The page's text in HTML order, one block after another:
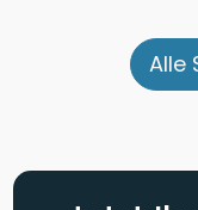
Alle